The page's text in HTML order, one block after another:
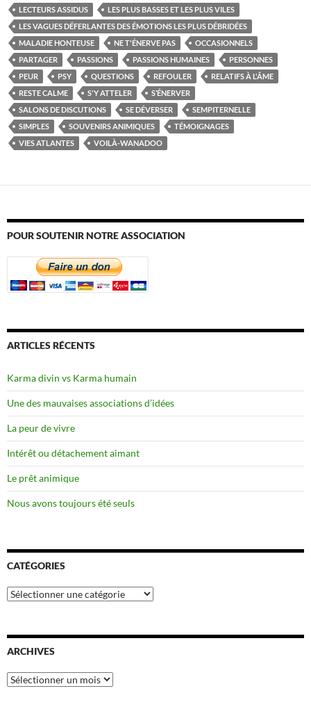
LECTEURS ASSIDUS
LES PLUS BASSES ET LES PLUS VILES
LES VAGUES DÉFERLANTES DES ÉMOTIONS LES PLUS DÉBRIDÉES
MALADIE HONTEUSE
NE T'ÉNERVE PAS
OCCASIONNELS
PARTAGER
PASSIONS PASSIONS HUMAINES
PERSONNES
PEUR
PSY QUESTIONS REFOULER
RELATIFS À L'ÂME
RESTE CALME
S'Y ATTELER
S’ÉNERVER
SALONS DE DISCUTIONS
SE DÉVERSER
SEMPITERNELLE
SIMPLES
SOUVENIRS ANIMIQUES
TÉMOIGNAGES
VIES ATLANTES
VOILÀ-WANADOO
POUR SOUTENIR NOTRE ASSOCIATION
ARTICLES RÉCENTS
Karma divin vs Karma humain
Une des mauvaises associations d’idées
La peur de vivre
Intérêt ou détachement aimant
Le prêt animique
Nous avons toujours été seuls
CATÉGORIES
Catégories
ARCHIVES
Archives